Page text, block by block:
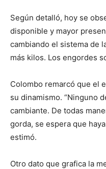
Según detalló, hoy se
disponible y mayor
cambiando el sistema de
más kilos. Los engordes
Colombo remarcó que el
su dinamismo. “Ninguno
cambiante. De todas
gorda, se espera que
estimó.
Otro dato que grafica la